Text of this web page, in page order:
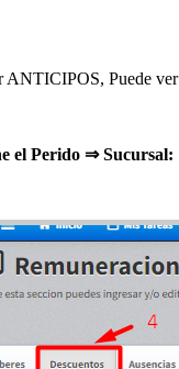
ANTICIPOS, Puede
el Perido ⇒